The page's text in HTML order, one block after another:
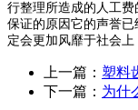
行整理所造成的人工
保证的原因它的声誉
定会更加风靡于社会上
上一篇： 塑料
下一篇： 为什